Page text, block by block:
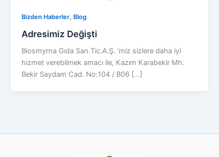
Bizden Haberler, Blog
Adresimiz Değişti
Biosmyrna Gıda San.Tic.A.Ş. ‘miz sizlere daha iyi
hizmet verebilmek amacı ile, Kazım Karabekir Mh.
Bekir Saydam Cad. No:104 / B06 […]